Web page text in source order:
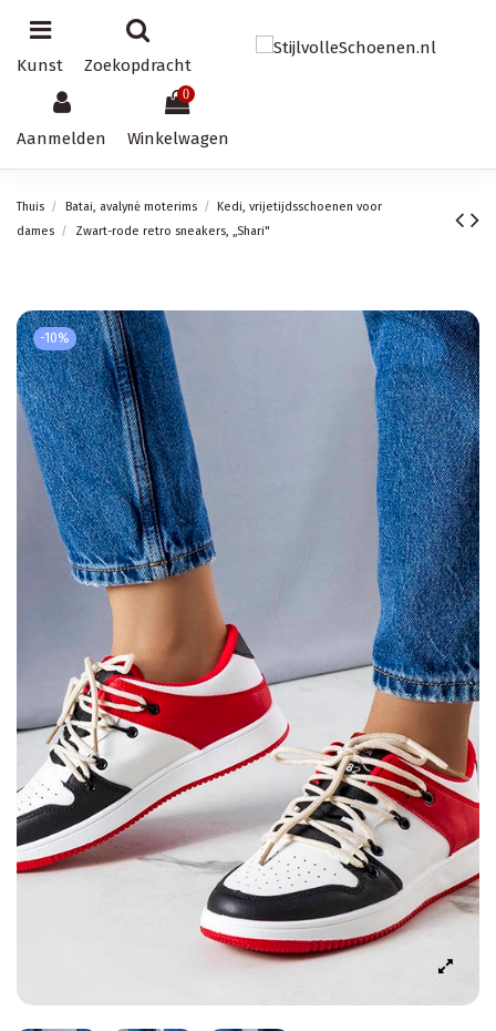
Kunst Zoekopdracht
Aanmelden
0
Winkelwagen
Thuis Batai, avalynė moterims
Kedi, vrijetijdsschoenen voor
dames
Zwart-rode retro sneakers, „Shari"
-10%